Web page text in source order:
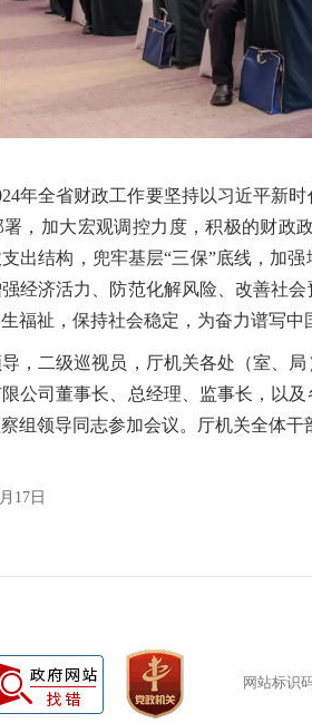
全省财政工作要坚持以习近平新时
，加大宏观调控力度，积极的财政
出结构，兜牢基层“三保”底线，加
经济活力、防范化解风险、改善社
福祉，保持社会稳定，为奋力谱写中
二级巡视员，厅机关各处（室、局
公司董事长、总经理、监事长，以
组领导同志参加会议。厅机关全体
17日
网站标识